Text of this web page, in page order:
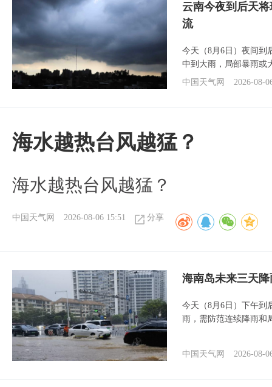
云南今夜到后天
流
今天（8月6日）夜间到
中到大雨，局部暴雨或
中国天气网
2026-08-
海水越热台风越猛？
海水越热台风越猛？
中国天气网 2026-08-06 15:51 分享
海南岛未来三天
今天（8月6日）下午到
雨，需防范连续降雨和
中国天气网 2026-08-